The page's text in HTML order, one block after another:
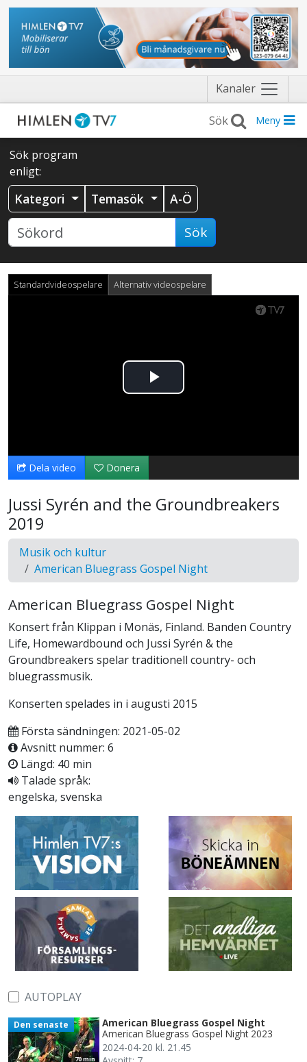
Kanaler Näytä
valikko
Meny
Sök program
enligt:
Kategori Temasök A-Ö
Sök
Standardvideospelare Alternativ videospelare
Spela
video
Dela video Donera
Jussi Syrén and the Groundbreakers
2019
Musik och kultur
American Bluegrass Gospel Night
American Bluegrass Gospel Night
Konsert från Klippan i Monäs, Finland. Banden Country
Life, Homewardbound och Jussi Syrén & the
Groundbreakers spelar traditionell country- och
bluegrassmusik.
Konserten spelades in i augusti 2015
Första sändningen: 2021-05-02
Avsnitt nummer: 6
Längd: 40 min
Talade språk:
engelska, svenska
AUTOPLAY
70 min
Den senaste
American Bluegrass Gospel Night
American Bluegrass Gospel Night 2023
2024-04-20 kl. 21.45